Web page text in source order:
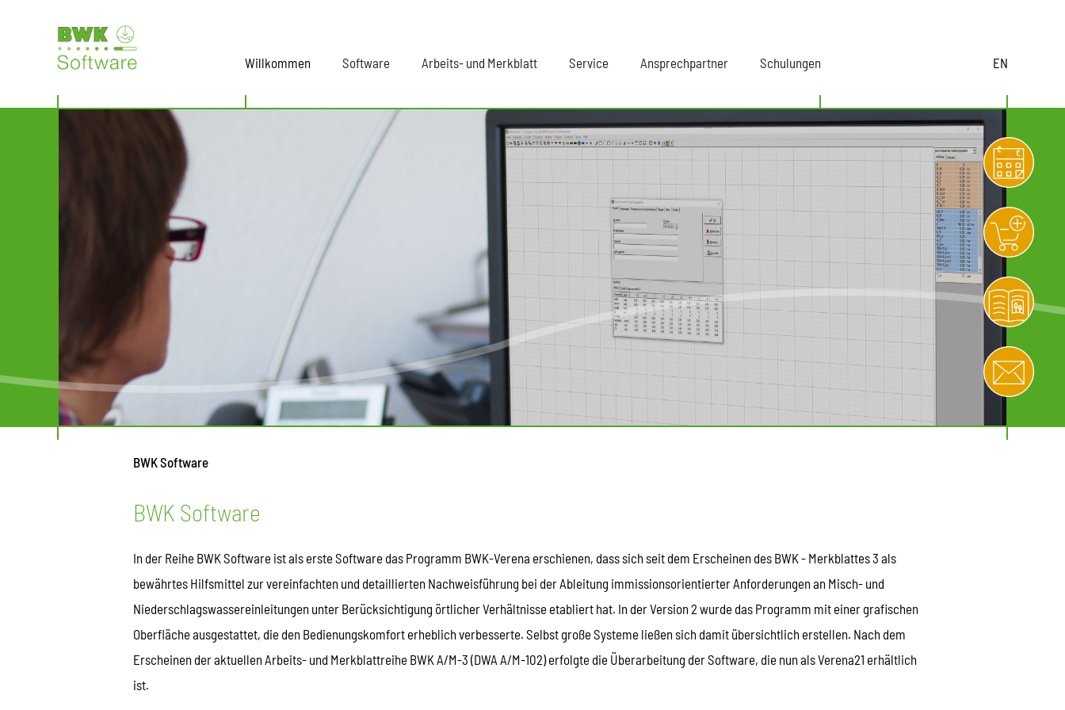
Willkommen Software Arbeits- und Merkblatt Service Ansprechpartner Schulungen EN
BWK Software
BWK Software
In der Reihe BWK Software ist als erste Software das Programm BWK-Verena erschienen, dass sich seit dem Erscheinen des BWK - Merkblattes 3 als
bewährtes Hilfsmittel zur vereinfachten und detaillierten Nachweisführung bei der Ableitung immissionsorientierter Anforderungen an Misch- und
Niederschlagswassereinleitungen unter Berücksichtigung örtlicher Verhältnisse etabliert hat. In der Version 2 wurde das Programm mit einer grafischen
Oberfläche ausgestattet, die den Bedienungskomfort erheblich verbesserte. Selbst große Systeme ließen sich damit übersichtlich erstellen. Nach dem
Erscheinen der aktuellen Arbeits- und Merkblattreihe BWK A/M-3 (DWA A/M-102) erfolgte die Überarbeitung der Software, die nun als Verena21 erhältlich
ist.